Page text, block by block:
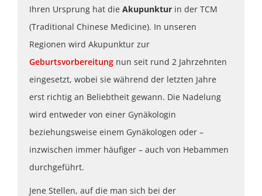
Ihren Ursprung hat die Akupunktur in der TCM
(Traditional Chinese Medicine). In unseren
Regionen wird Akupunktur zur
Geburtsvorbereitung nun seit rund 2 Jahrzehnten
eingesetzt, wobei sie während der letzten Jahre
erst richtig an Beliebtheit gewann. Die Nadelung
wird entweder von einer Gynäkologin
beziehungsweise einem Gynäkologen oder –
inzwischen immer häufiger – auch von Hebammen
durchgeführt.
Jene Stellen, auf die man sich bei der